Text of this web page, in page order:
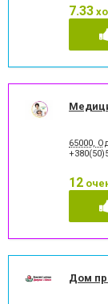
7.33
65000,
12
Дом